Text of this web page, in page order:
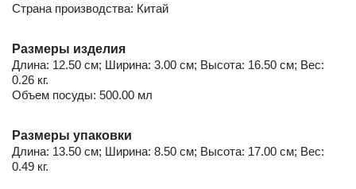
Страна производства: Китай
Размеры изделия
Длина: 12.50 см; Ширина: 3.00 см; Высота: 16.50 см; Вес:
0.26 кг.
Объем посуды: 500.00 мл
Размеры упаковки
Длина: 13.50 см; Ширина: 8.50 см; Высота: 17.00 см; Вес:
0.49 кг.